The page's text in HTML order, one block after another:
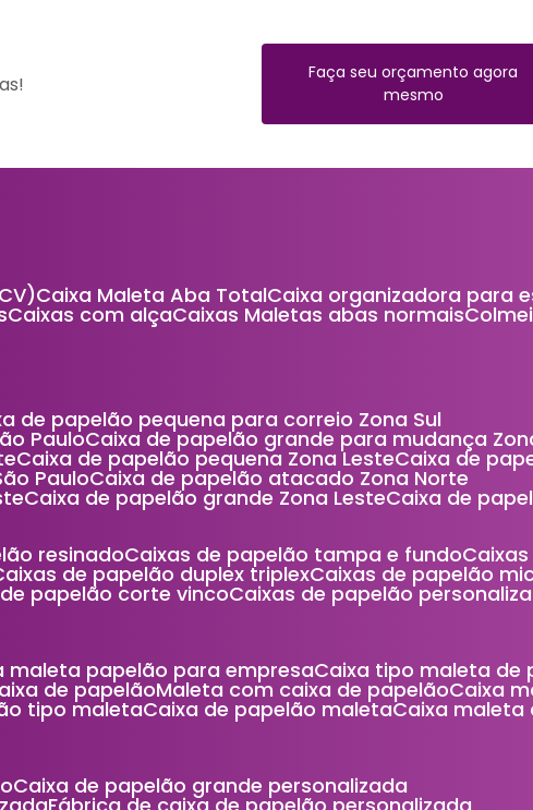
Faça seu orçamento agora
mesmo
Caixa Maleta Aba Total Caixa organizadora para
Caixas com alça Caixas Maletas abas normais
de papelão pequena para correio Zona Sul
Paulo Caixa de papelão grande para mudança
Caixa de papelão pequena Zona Leste Caixa de
Paulo Caixa de papelão atacado Zona Norte
Caixa de papelão grande Zona Leste
Caixa de
resinado Caixas de papelão tampa e fundo
Caixas de papelão duplex triplex Caixas de papelão
de papelão corte vinco Caixas de papelão
maleta papelão para empresa Caixa tipo maleta de
de papelão Maleta com caixa de papelão Caixa
tipo maleta Caixa de papelão maleta Caixa
Caixa de papelão grande personalizada